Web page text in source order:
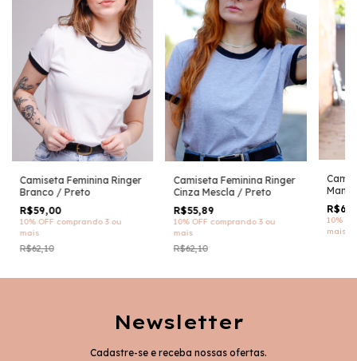
Camiseta Feminina Ringer
Branco / Preto
R$59,00
10% OFF comprando 3 ou
mais
R$62,10
Camiseta Feminina Ringer
Cinza Mescla / Preto
R$55,89
10% OFF comprando 3 ou
mais
R$62,10
10%
mais
Newsletter
Cadastre-se e receba nossas ofertas.